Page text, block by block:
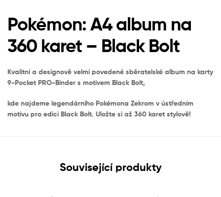
Pokémon: A4 album na
360 karet – Black Bolt
Kvalitní a designově velmi povedené sběratelské album na karty
9-Pocket PRO-Binder s motivem Black Bolt,
kde najdeme legendárního Pokémona Zekrom v ústředním
motivu pro edici Black Bolt. Uložte si až 360 karet stylově!
Související produkty